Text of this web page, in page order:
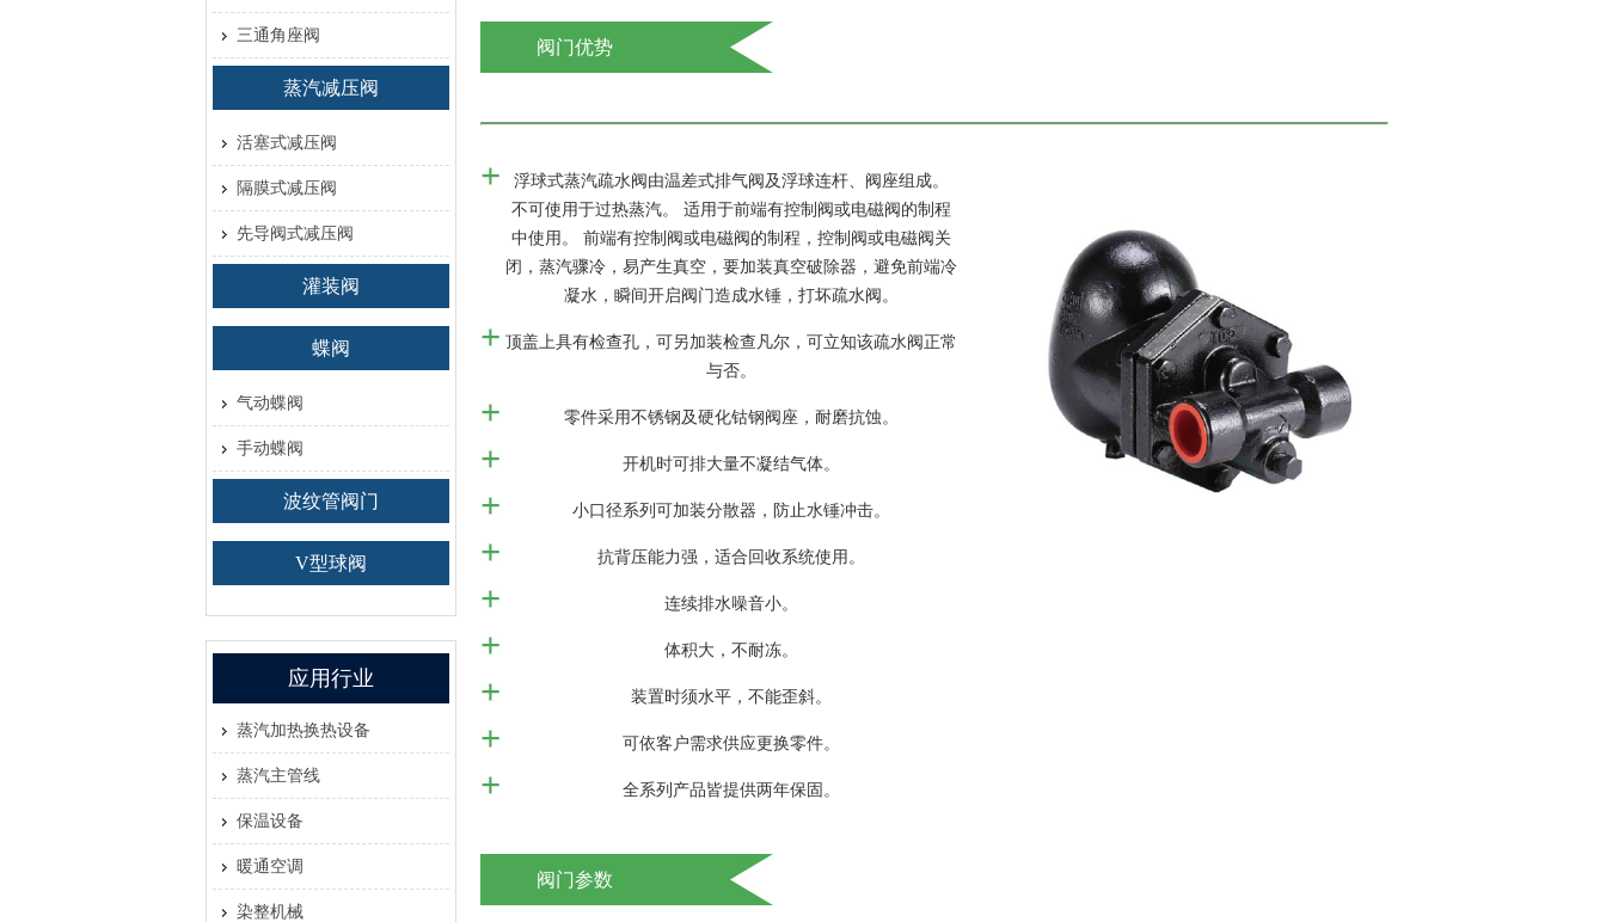
阀门优势
浮球式蒸汽疏水阀由温差式排气阀及浮球连杆、阀座组成。
不可使用于过热蒸汽。 适用于前端有控制阀或电磁阀的制程
中使用。 前端有控制阀或电磁阀的制程，控制阀或电磁阀关
闭，蒸汽骤冷，易产生真空，要加装真空破除器，避免前端冷
凝水，瞬间开启阀门造成水锤，打坏疏水阀。
顶盖上具有检查孔，可另加装检查凡尔，可立知该疏水阀正常
与否。
零件采用不锈钢及硬化钴钢阀座，耐磨抗蚀。
开机时可排大量不凝结气体。
小口径系列可加装分散器，防止水锤冲击。
抗背压能力强，适合回收系统使用。
连续排水噪音小。
体积大，不耐冻。
装置时须水平，不能歪斜。
可依客户需求供应更换零件。
全系列产品皆提供两年保固。
阀门参数
三通角座阀
蒸汽减压阀
活塞式减压阀
隔膜式减压阀
先导阀式减压阀
灌装阀
蝶阀
气动蝶阀
手动蝶阀
波纹管阀门
V型球阀
应用行业
蒸汽加热换热设备
蒸汽主管线
保温设备
暖通空调
染整机械